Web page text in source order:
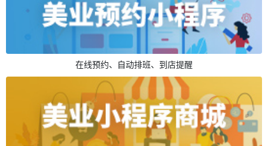
在线预约、自动排班、到店提醒